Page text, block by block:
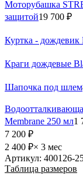
Моторубашка
защитой19 700 ₽
Куртка -
Краги дождевые
Шапочка под шлем
Membrane 250 мл1
7 200 ₽
2 400 ₽× 3 мес
Артикул: 400126-
Таблица размеров